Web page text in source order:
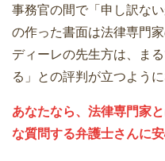
事務官の間で「申し訳な
の作った書面は法律専門
ディーレの先生方は、ま
る」との評判が立つよう
あなたなら、法律専門家
な質問する弁護士さんに